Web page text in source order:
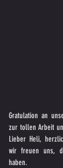
Gratulation an
zur tollen Arbeit
Lieber Heli,
wir freuen uns,
haben.